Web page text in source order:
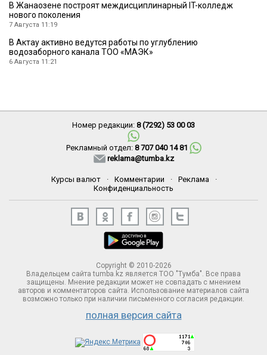
В Жанаозене построят междисциплинарный IT-колледж
нового поколения
7 Августа 11:19
В Актау активно ведутся работы по углублению
водозаборного канала ТОО «МАЭК»
6 Августа 11:21
Номер редакции: 8 (7292) 53 00 03
Рекламный отдел: 8 707 040 14 81
reklama@tumba.kz
Курсы валют · Комментарии · Реклама
·
Конфиденциальность
Copyright © 2010-2026
Владельцем сайта tumba.kz является ТОО "Тумба". Все права
защищены. Мнение редакции может не совпадать с мнением
авторов и комментаторов сайта. Использование материалов сайта
возможно только при наличии письменного согласия редакции.
полная версия сайта